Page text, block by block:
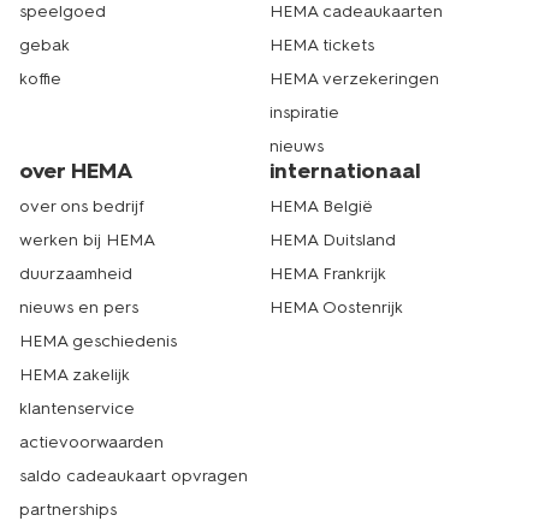
speelgoed
gebak
koffie
HEMA cadeaukaarten
HEMA tickets
HEMA verzekeringen
inspiratie
nieuws
over HEMA
over ons bedrijf
werken bij HEMA
duurzaamheid
nieuws en pers
HEMA geschiedenis
HEMA zakelijk
klantenservice
actievoorwaarden
saldo cadeaukaart opvragen
partnerships
internationaal
HEMA België
HEMA Duitsland
HEMA Frankrijk
HEMA Oostenrijk